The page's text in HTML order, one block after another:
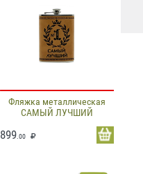
Фляжка металлическая
САМЫЙ ЛУЧШИЙ
899.00